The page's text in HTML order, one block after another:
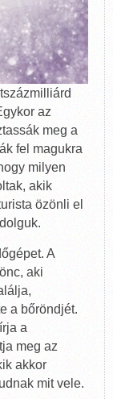
az
meg a
fel magukra
milyen
akik
özönli el
A
aki
a bőröndjét.
a
meg az
akkor
mit vele.